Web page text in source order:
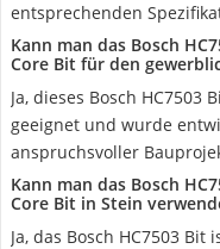
entsprechenden
Kann man das Bosch
Core Bit für den
Ja, dieses Bosch
geeignet und wurde
anspruchsvoller
Kann man das Bosch
Core Bit in Stein
Ja, das Bosch HC7503